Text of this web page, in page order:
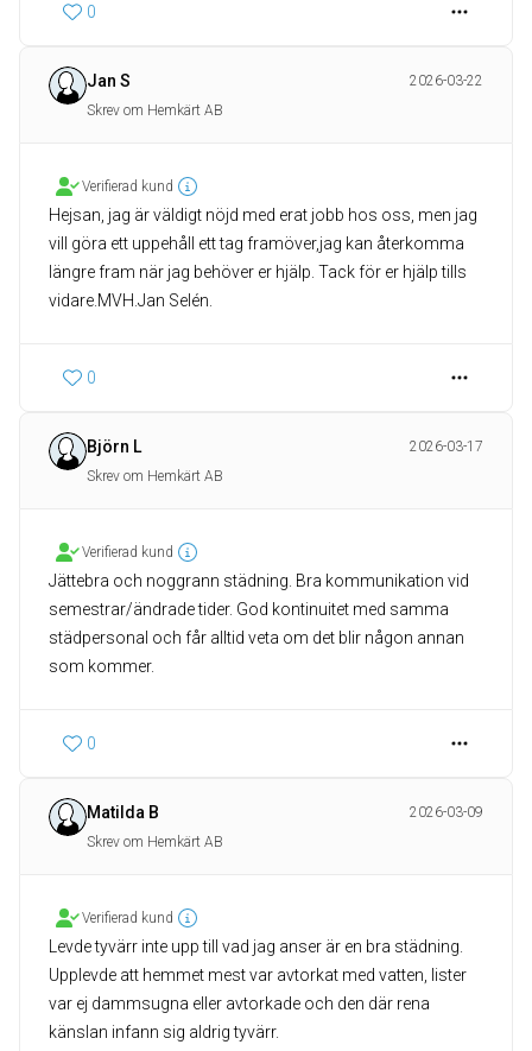
0
Jan S
2026-03-22
Skrev om Hemkärt AB
Verifierad kund
Hejsan, jag är väldigt nöjd med erat jobb hos oss, men jag
vill göra ett uppehåll ett tag framöver,jag kan återkomma
längre fram när jag behöver er hjälp. Tack för er hjälp tills
vidare.MVH.Jan Selén.
0
Björn L
2026-03-17
Skrev om Hemkärt AB
Verifierad kund
Jättebra och noggrann städning. Bra kommunikation vid
semestrar/ändrade tider. God kontinuitet med samma
städpersonal och får alltid veta om det blir någon annan
som kommer.
0
Matilda B
2026-03-09
Skrev om Hemkärt AB
Verifierad kund
Levde tyvärr inte upp till vad jag anser är en bra städning.
Upplevde att hemmet mest var avtorkat med vatten, lister
var ej dammsugna eller avtorkade och den där rena
känslan infann sig aldrig tyvärr.